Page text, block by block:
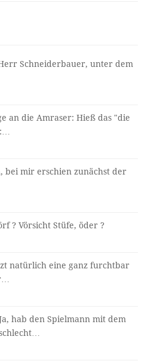
Schneiderbauer, unter dem
an die Amraser: Hieß das "die
bei mir erschien zunächst der
? Vörsicht Stüfe, öder ?
natürlich eine ganz furchtbar
hab den Spielmann mit dem